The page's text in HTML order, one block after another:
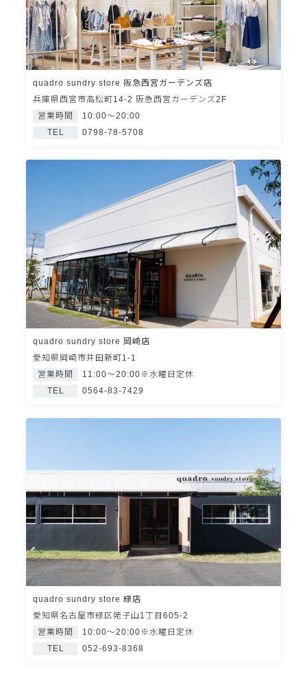
quadro sundry store 阪急西宮ガーデンズ店
兵庫県西宮市高松町14-2 阪急西宮ガーデンズ2F
営業時間
10:00～20:00
TEL
0798-78-5708
quadro sundry store 岡崎店
愛知県岡崎市井田新町1-1
営業時間
11:00～20:00※水曜日定休
TEL
0564-83-7429
quadro sundry store 緑店
愛知県名古屋市緑区姥子山1丁目605-2
営業時間
10:00～20:00※水曜日定休
TEL
052-693-8368